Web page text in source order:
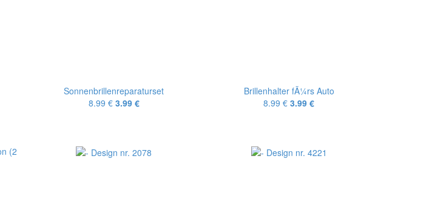
Sonnenbrillenreparaturset
8.99 € 3.99 €
Brillenhalter fÃ¼rs Auto
8.99 € 3.99 €